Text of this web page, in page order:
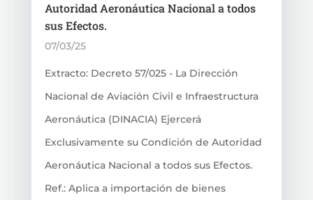
Autoridad Aeronáutica Nacional a todos
sus Efectos.
07/03/25
Extracto: Decreto 57/025 - La Dirección
Nacional de Aviación Civil e Infraestructura
Aeronáutica (DINACIA) Ejercerá
Exclusivamente su Condición de Autoridad
Aeronáutica Nacional a todos sus Efectos.
Ref.: Aplica a importación de bienes